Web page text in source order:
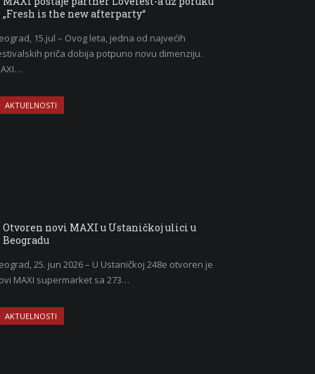
„Fresh is the new afterparty“
15.jul – Ovog leta, jedna od najvećih
priča dobija potpuno novu dimenziju.
AKTUELNOSTI
Otvoren novi MAXI u Ustaničkoj ulici u
Beogradu
25. jun 2026 – U Ustaničkoj 248e otvoren je
MAXI supermarket sa 273…
AKTUELNOSTI